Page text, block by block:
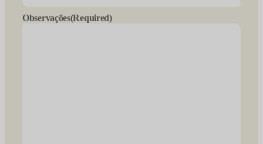
YYYY
Observações(Required)